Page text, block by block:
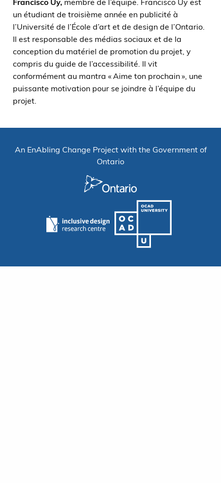
Francisco Uy,membre de l’équipe. Francisco Uy est
un étudiant de troisième année en publicité à
l’Université de l’École d’art et de design de l’Ontario.
Il est responsable des médias sociaux et de la
conception du matériel de promotion du projet, y
compris du guide de l’accessibilité. Il vit
conformément au mantra « Aime ton prochain », une
puissante motivation pour se joindre à l’équipe du
projet.
An EnAbling Change Project with the Government of
Ontario